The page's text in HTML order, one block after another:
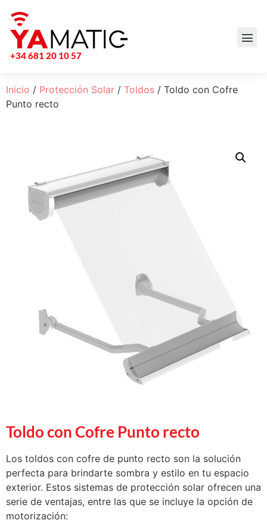
+34 681 20 10 57
Inicio / Protección Solar / Toldos / Toldo con Cofre
Punto recto
Toldo con Cofre Punto recto
Los toldos con cofre de punto recto son la solución
perfecta para brindarte sombra y estilo en tu espacio
exterior. Estos sistemas de protección solar ofrecen una
serie de ventajas, entre las que se incluye la opción de
motorización: